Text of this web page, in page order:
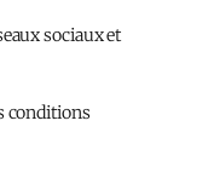
sociaux et
conditions